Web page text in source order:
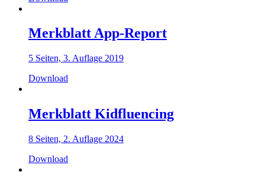
stärkende
Menge
Merkblatt App-Report
5 Seiten, 3. Auflage 2019
Download
Merkblatt Kidfluencing
8 Seiten, 2. Auflage 2024
Download